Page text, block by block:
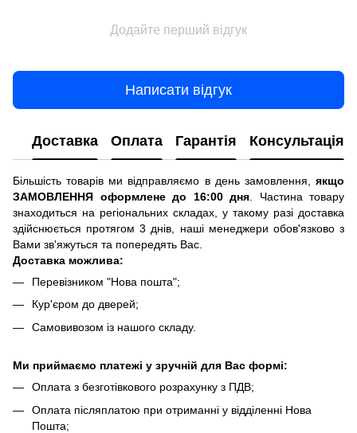
Додайте перший відгук
Написати відгук
Доставка Оплата Гарантія Консультація
Більшість товарів ми відправляємо в день замовлення, якщо
ЗАМОВЛЕННЯ оформлене до 16:00 дня . Частина товару
знаходиться на регіональних складах, у такому разі доставка
здійснюється протягом 3 днів, наші менеджери обов'язково з
Вами зв'яжуться та попередять Вас.
Доставка можлива:
Перевізником "Нова пошта";
Кур'єром до дверей;
Самовивозом із нашого складу.
Ми приймаємо платежі у зручній для Вас формі:
Оплата з безготівкового розрахунку з ПДВ;
Оплата післяплатою при отриманні у відділенні Нова
Пошта;